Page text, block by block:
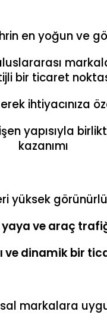
en yoğun ve
bir ticaret
ihtiyacınıza
yapısıyla
kazanımı
yüksek
ve araç
ve dinamik bir
markalara